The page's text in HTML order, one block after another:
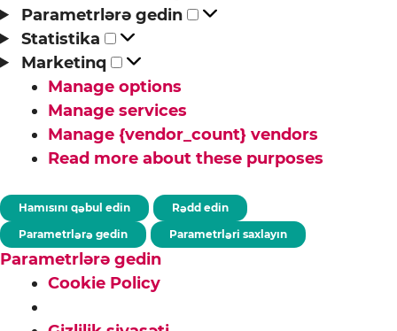
Parametrlərə gedin
Parametrlərə
Statistika
Statistika
Marketinq
Marketinq
Manage options
Manage services
Manage {vendor_count} vendors
Read more about these purposes
Hamısını qəbul edin
Rədd edin
Parametrlərə gedin
Parametrləri saxlayın
Parametrlərə gedin
Cookie Policy